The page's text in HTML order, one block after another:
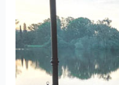
Rincón
de
Fuegos
de